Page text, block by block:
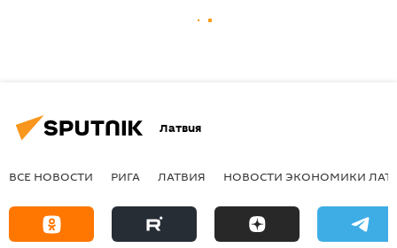
Латвия
ВСЕ НОВОСТИ РИГА ЛАТВИЯ НОВОСТИ ЭКОНОМИКИ